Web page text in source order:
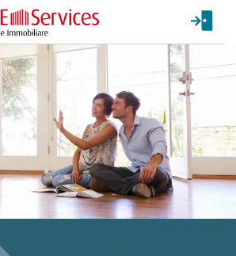
automaticamente alla selezione delle